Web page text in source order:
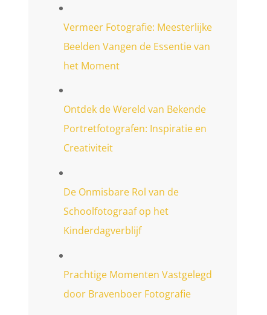
Vermeer Fotografie: Meesterlijke
Beelden Vangen de Essentie van
het Moment
Ontdek de Wereld van Bekende
Portretfotografen: Inspiratie en
Creativiteit
De Onmisbare Rol van de
Schoolfotograaf op het
Kinderdagverblijf
Prachtige Momenten Vastgelegd
door Bravenboer Fotografie